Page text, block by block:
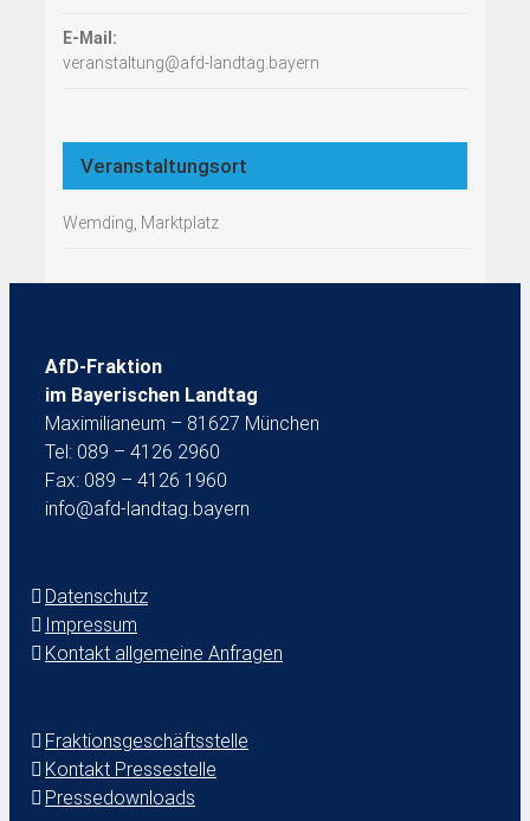
E-Mail:
veranstaltung@afd-landtag.bayern
Veranstaltungsort
Wemding, Marktplatz
AfD-Fraktion
im Bayerischen Landtag
Maximilianeum – 81627 München
Tel: 089 – 4126 2960
Fax: 089 – 4126 1960
info@afd-landtag.bayern
Datenschutz
Impressum
Kontakt allgemeine Anfragen
Fraktionsgeschäftsstelle
Kontakt Pressestelle
Pressedownloads